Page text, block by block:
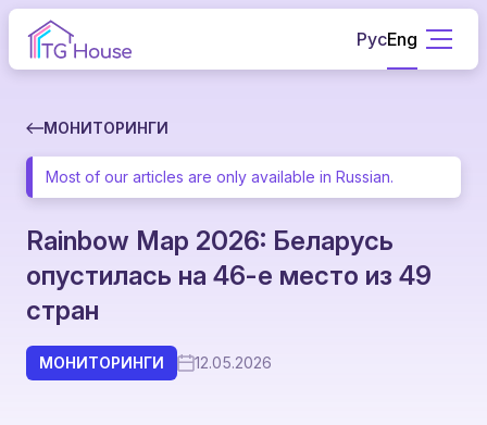
РусEng
МОНИТОРИНГИ
Most of our articles are only available in Russian.
Rainbow Map 2026: Беларусь
опустилась на 46-е место из 49
стран
МОНИТОРИНГИ 12.05.2026